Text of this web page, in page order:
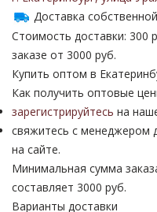
Доставка
Стоимость доставки: 300
заказе от 3000 руб.
Купить оптом в
Как получить оптовые
зарегистрируйтесь на
свяжитесь с менеджером
на сайте.
Минимальная сумма
составляет 3000 руб.
Варианты доставки